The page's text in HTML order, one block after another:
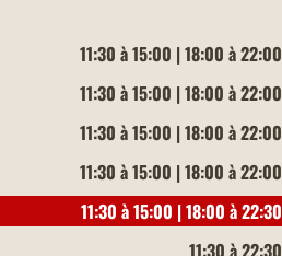
11:30 à 15:00 | 18:00 à 22:00
11:30 à 15:00 | 18:00 à 22:00
11:30 à 15:00 | 18:00 à 22:00
11:30 à 15:00 | 18:00 à 22:00
11:30 à 15:00 | 18:00 à 22:30
11:30 à 22:30